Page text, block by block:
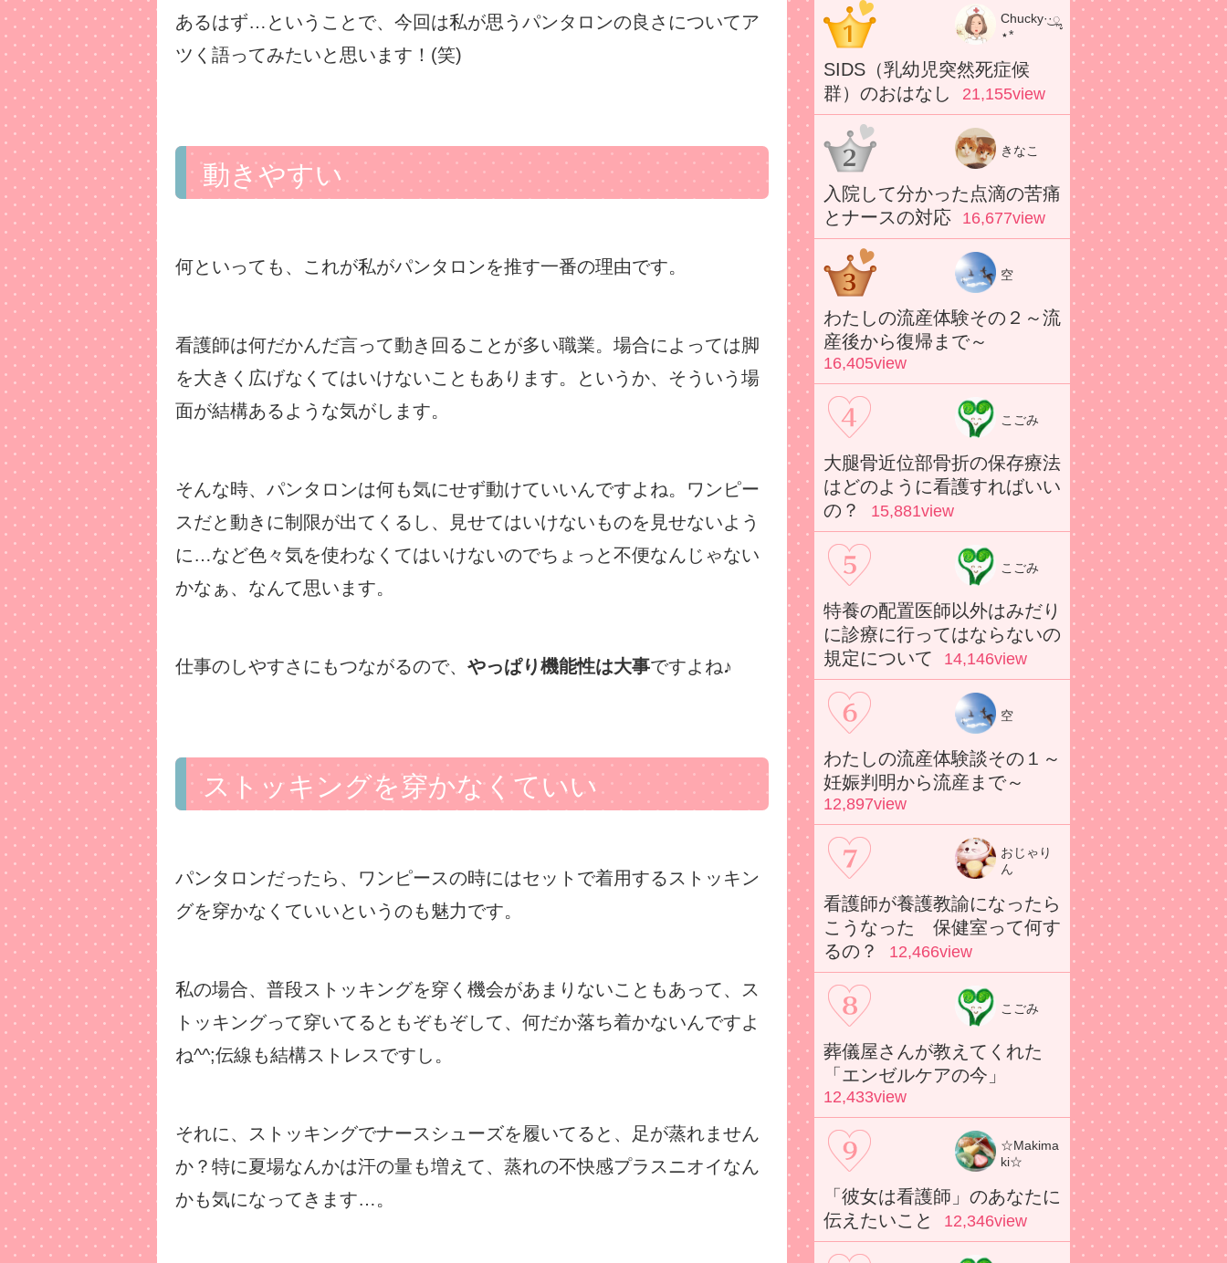
あるはず…ということで、今回は私が思うパンタロンの良さについてア
ツく語ってみたいと思います！(笑)
動きやすい
何といっても、これが私がパンタロンを推す一番の理由です。
看護師は何だかんだ言って動き回ることが多い職業。場合によっては脚
を大きく広げなくてはいけないこともあります。というか、そういう場
面が結構あるような気がします。
そんな時、パンタロンは何も気にせず動けていいんですよね。ワンピー
スだと動きに制限が出てくるし、見せてはいけないものを見せないよう
に…など色々気を使わなくてはいけないのでちょっと不便なんじゃない
かなぁ、なんて思います。
仕事のしやすさにもつながるので、 やっぱり機能性は大事ですよね♪
ストッキングを穿かなくていい
パンタロンだったら、ワンピースの時にはセットで着用するストッキン
グを穿かなくていいというのも魅力です。
私の場合、普段ストッキングを穿く機会があまりないこともあって、ス
トッキングって穿いてるともぞもぞして、何だか落ち着かないんですよ
ね^^;伝線も結構ストレスですし。
それに、ストッキングでナースシューズを履いてると、足が蒸れません
か？特に夏場なんかは汗の量も増えて、蒸れの不快感プラスニオイなん
かも気になってきます…。
Chucky·͜·ೢ
⋆*
SIDS（乳幼児突然死症候
群）のおはなし
21,155view
きなこ
入院して分かった点滴の苦痛
とナースの対応
16,677view
空
わたしの流産体験その２～流
産後から復帰まで～
16,405view
こごみ
大腿骨近位部骨折の保存療法
はどのように看護すればいい
の？
15,881view
こごみ
特養の配置医師以外はみだり
に診療に行ってはならないの
規定について
14,146view
空
わたしの流産体験談その１～
妊娠判明から流産まで～
12,897view
おじゃり
ん
看護師が養護教諭になったら
こうなった 保健室って何す
るの？
12,466view
こごみ
葬儀屋さんが教えてくれた
「エンゼルケアの今」
12,433view
☆Makima
ki☆
「彼女は看護師」のあなたに
伝えたいこと
12,346view